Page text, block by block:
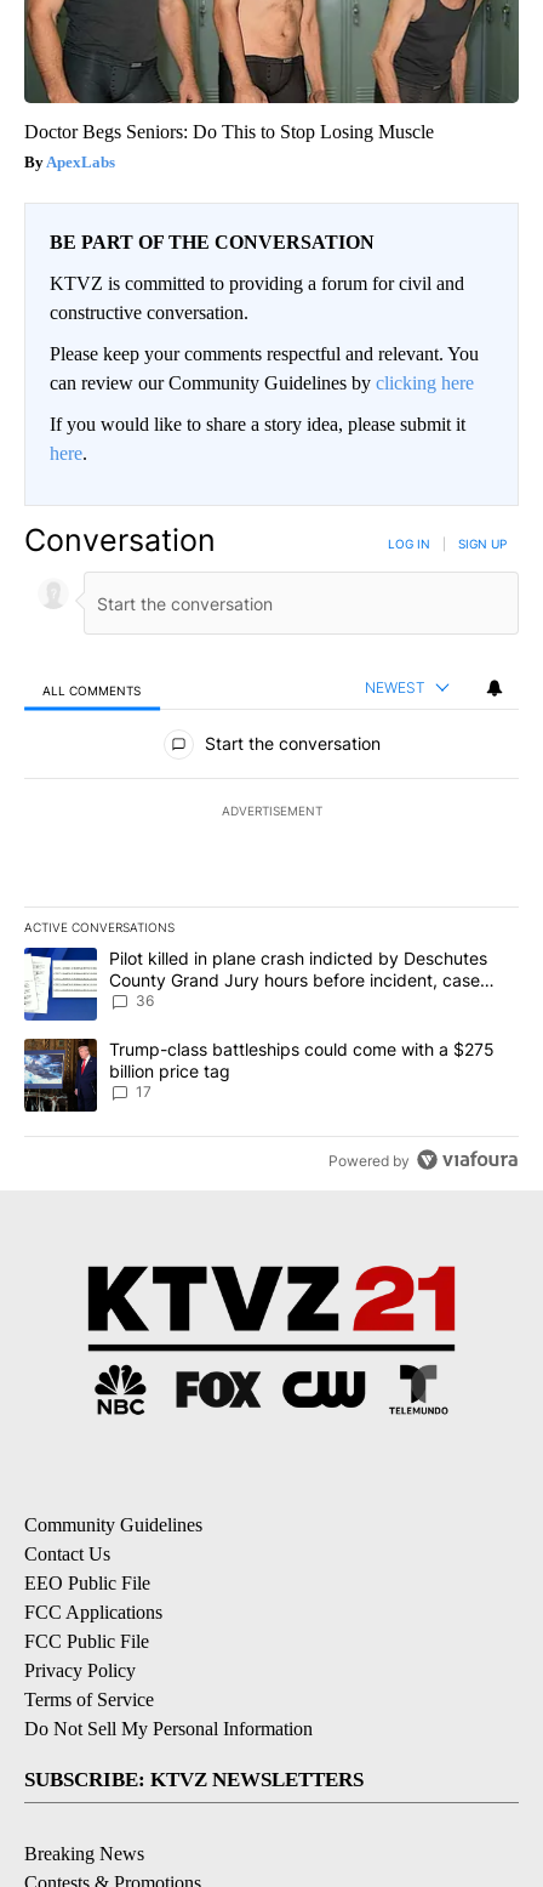
Doctor Begs Seniors: Do This to Stop Losing Muscle
ApexLabs
BE PART OF THE CONVERSATION
KTVZ is committed to providing a forum for civil and
constructive conversation.
Please keep your comments respectful and relevant. You
can review our Community Guidelines by clicking here
If you would like to share a story idea, please submit it
here.
Conversation LOG IN SIGN UP
ALL COMMENTS NEWEST
All Comments
Start the conversation
ADVERTISEMENT
ACTIVE CONVERSATIONS
The following is a list of the most commented articles in the last
A trending article titled "Pilot killed in plane crash indicted by
Pilot killed in plane crash indicted by Deschutes
County Grand Jury hours before incident, case
dismissed following death
36
A trending article titled "Trump-class battleships could come
Trump-class battleships could come with a $275
billion price tag
17
Powered by
Community Guidelines
Contact Us
EEO Public File
FCC Applications
FCC Public File
Privacy Policy
Terms of Service
Do Not Sell My Personal Information
SUBSCRIBE: KTVZ NEWSLETTERS
Breaking News
Contests & Promotions